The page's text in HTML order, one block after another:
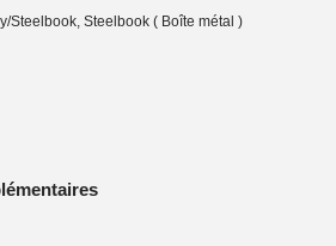
Steelbook,Steelbook ( Boîte métal )